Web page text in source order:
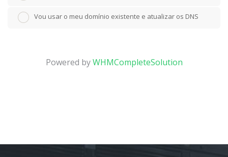
Vou usar o meu domínio existente e atualizar os DNS
Powered byWHMCompleteSolution